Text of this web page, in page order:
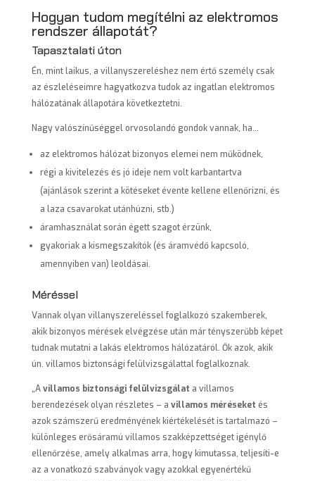
Hogyan tudom megítélni az elektromos
rendszer állapotát?
Tapasztalati úton
Én, mint laikus, a villanyszereléshez nem értő személy csak
az észleléseimre hagyatkozva tudok az ingatlan elektromos
hálózatának állapotára következtetni.
Nagy valószínűséggel orvosolandó gondok vannak, ha…
az elektromos hálózat bizonyos elemei nem működnek,
régi a kivitelezés és jó ideje nem volt karbantartva
(ajánlások szerint a kötéseket évente kellene ellenőrizni, és
a laza csavarokat utánhúzni, stb.)
áramhasználat során égett szagot érzünk,
gyakoriak a kismegszakítók (és áramvédő kapcsoló,
amennyiben van) leoldásai.
Méréssel
Vannak olyan villanyszereléssel foglalkozó szakemberek,
akik bizonyos mérések elvégzése után már tényszerűbb képet
tudnak mutatni a lakás elektromos hálózatáról. Ők azok, akik
ún. villamos biztonsági felülvizsgálattal foglalkoznak.
„Avillamos biztonsági felülvizsgálat a villamos
berendezések olyan részletes – a villamos méréseket és
azok számszerű eredményének kiértékelését is tartalmazó –
különleges erősáramú villamos szakképzettséget igénylő
ellenőrzése, amely alkalmas arra, hogy kimutassa, teljesíti-e
az a vonatkozó szabványok vagy azokkal egyenértékű